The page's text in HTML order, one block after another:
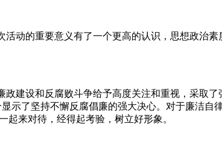
的重要意义有了一个更高的认识，思想政治素
设和反腐败斗争给予高度关注和重视，采取了
示了坚持不懈反腐倡廉的强大决心。对于廉洁自
来对待，经得起考验，树立好形象。